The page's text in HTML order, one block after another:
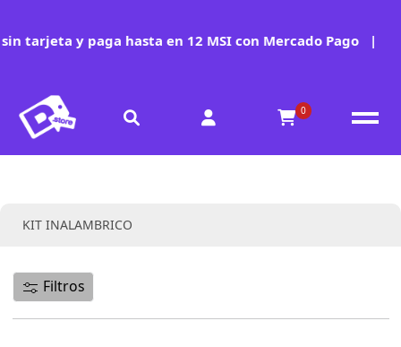
tarjeta y paga hasta en 12 MSI con Mercado Pago |
0
Colección:
KIT INALAMBRICO
Filtros